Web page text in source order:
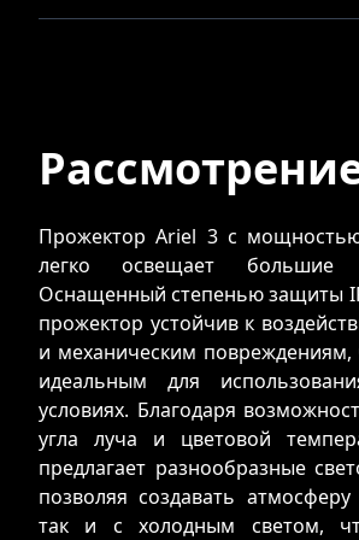
Прожектор Ariel 3 с
легко освещает большие
Оснащенный степенью защиты
прожектор устойчив к
и механическим повреждениям,
идеальным для
условиях. Благодаря
угла луча и цветовой
предлагает разнообразные
позволяя создавать
так и с холодным светом,